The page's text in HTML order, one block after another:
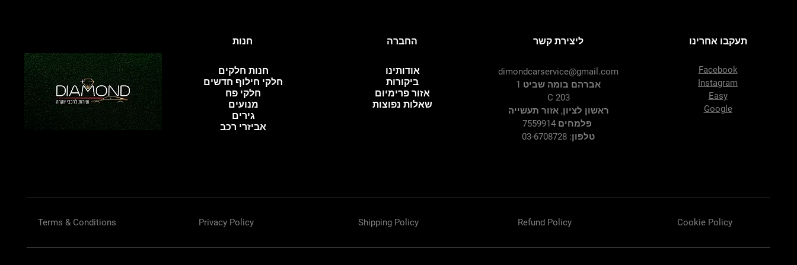
חנות
חנות חלקים
חלקי חילוף חדשים
חלקי פח
מנועים
גירים
אביזרי רכב
החברה
אודותינו
ביקורות
אזור פרימיום
שאלות נפוצות
ליצירת קשר
dimondcarservice@gmail.com
אברהם בומה שביט 1
C 203
ראשון לציון, אזור תעשייה
טלפון: 03-6708728
תעקבו אחרינו
Facebook
Instagram
Easy
Google
Terms & Conditions Privacy Policy Shipping Policy Refund Policy Cookie Policy